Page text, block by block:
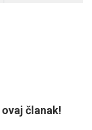
članak!